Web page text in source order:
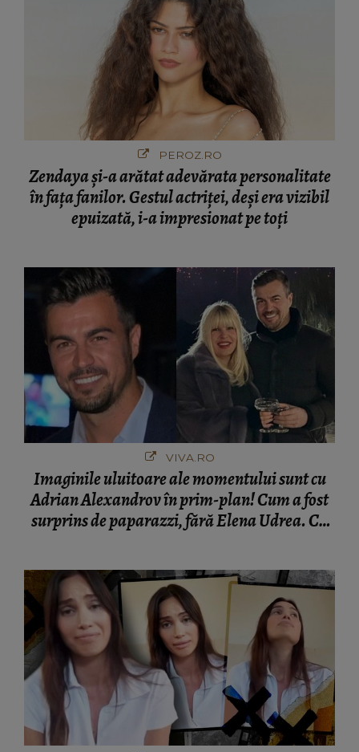
PEROZ.RO
Zendaya și-a arătat adevărata personalitate
în fața fanilor. Gestul actriței, deși era vizibil
epuizată, i-a impresionat pe toți
VIVA.RO
Imaginile uluitoare ale momentului sunt cu
Adrian Alexandrov în prim-plan! Cum a fost
surprins de paparazzi, fără Elena Udrea. Cu